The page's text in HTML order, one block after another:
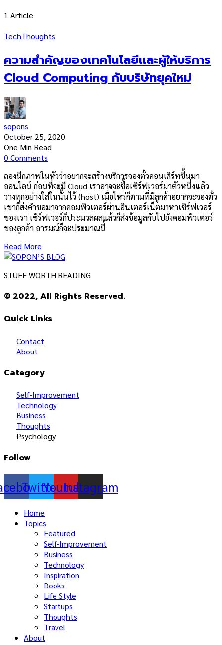
1 Article
TechThoughts
ความสำคัญของเทคโนโลยีและผู้ให้บริการ
Cloud Computing กับบริษัทยุคใหม่
sopons
October 25, 2020
One Min Read
0 Comments
ลองนึกภาพในหัวว่าอยากจะสร้างบริการจองตั๋วคอนเสิร์ทขึ้นมา
ออนไลน์ ก่อนที่จะมี Cloud เราอาจจะซื้อเซิร์ฟเวอร์มาตัวหนึ่งแล้ว
วางทุกอย่างใส่ในนั้นไว้ (host) เมื่อไหร่ก็ตามที่มีลูกค้าอยากจะจองตั๋ว
เขาก็ส่งคำขอมาจากคอมพิวเตอร์ผ่านอินเตอร์เน็ตมาหาเซิร์ฟเวอร์
ของเรา เซิร์ฟเวอร์ก็ประมวลผลแล้วก็ส่งข้อมูลกับไปยังคอมพิวเตอร์
ของลูกค้า อารมณ์ก็จะประมาณนี้
Read More
STUFF WORTH READING
© 2022, All Rights Reserved.
Quick Links
Contact
About
Category
Self-Improvement
Technology
Business
Thoughts
Psychology
Follow
TwitterYoutube
Instagram
Home
Topics
Featured
Self-Improvement
Business
Technology
Inspiration
Books
Life Style
Startups
Thoughts
Travel
About